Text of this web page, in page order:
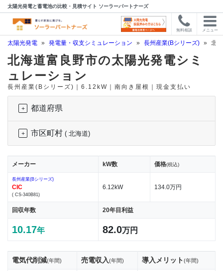
太陽光発電と蓄電池の比較・見積サイト ソーラーパートナーズ
無料相談 メニュー
太陽光発電 » 発電量・収支シミュレーション » 長州産業(Bシリーズ) » 北
北海道富良野市の太陽光発電シミ
ュレーション
長州産業(Bシリーズ)｜6.12kW｜南向き屋根｜現金支払い
都道府県
市区町村 ( 北海道)
メーカー kW数 価格(税込)
長州産業(Bシリーズ)
CIC
( CS-340B81)
6.12kW 134.0万円
回収年数 20年目利益
10.17年 82.0万円
電気代削減(年間) 売電収入(年間) 導入メリット(年間)